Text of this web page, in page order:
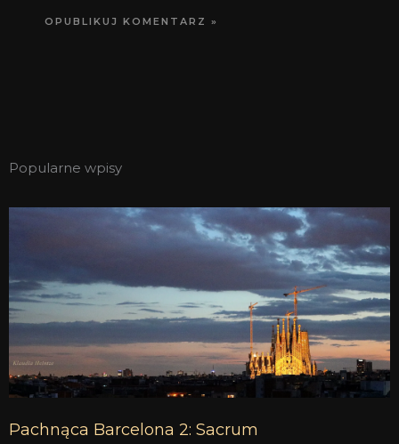
Popularne wpisy
Pachnąca Barcelona 2: Sacrum